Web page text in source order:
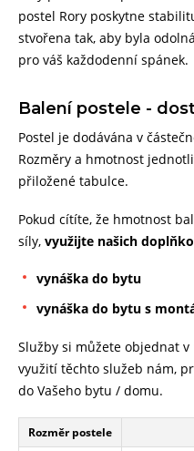
postel Rory poskytne
stvořena tak, aby byla
pro váš každodenní spánek.
Balení postele -
Postel je dodávána v
Rozměry a hmotnost
přiložené tabulce.
Pokud cítíte, že hmotnost
síly, využijte našich
vynáška do bytu
vynáška do bytu s
Služby si můžete objednat
využití těchto služeb nám,
do Vašeho bytu / domu.
Rozměr postele